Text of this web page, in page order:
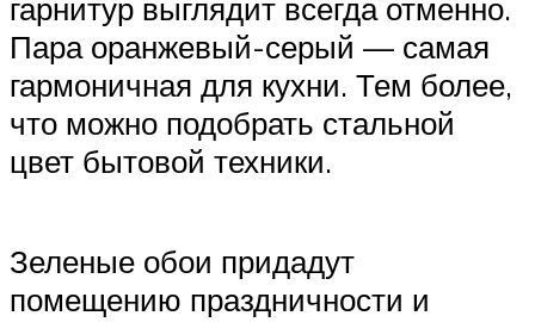
гарнитур выглядит всегда отменно.
Пара оранжевый-серый — самая
гармоничная для кухни. Тем более,
что можно подобрать стальной
цвет бытовой техники.
Зеленые обои придадут
помещению праздничности и